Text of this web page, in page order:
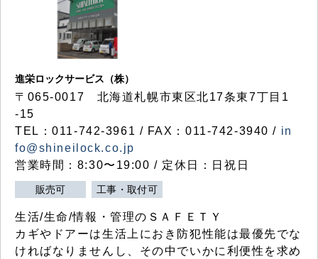
進栄ロックサービス（株）
〒065-0017 北海道札幌市東区北17条東7丁目1
-15
TEL：011-742-3961 / FAX：011-742-3940 / in
fo@shineilock.co.jp
営業時間：8:30〜19:00 / 定休日：日祝日
販売可 工事・取付可
生活/生命/情報・管理のＳＡＦＥＴＹ
カギやドアーは生活上におき防犯性能は最優先でな
ければなりませんし、その中でいかに利便性を求め